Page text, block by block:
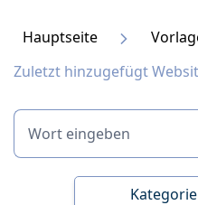
Hauptseite
Zuletzt hinzugefügt